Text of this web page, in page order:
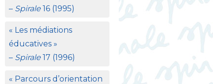
– Spirale16 (1995)
« Les médiations
éducatives »
– Spirale17 (1996)
« Parcours d’orientation